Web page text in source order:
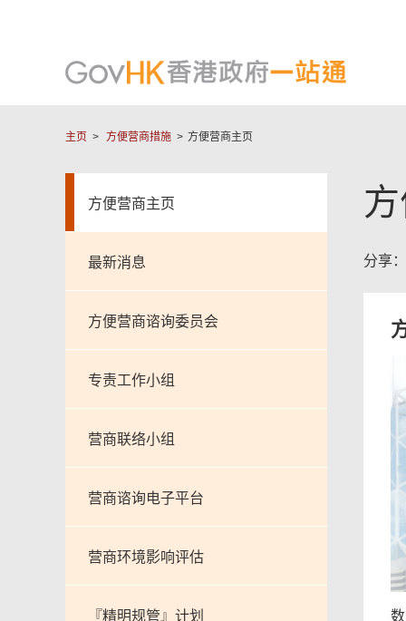
主页 方便营商措施 方便营商主页
方便营商主页
最新消息
方便营商谘询委员会
专责工作小组
营商联络小组
营商谘询电子平台
营商环境影响评估
『精明规管』计划
分享：